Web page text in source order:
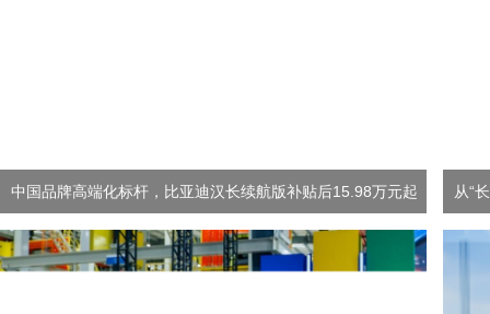
中国品牌高端化标杆，比亚迪汉长续航版补贴后15.98万元起 从“